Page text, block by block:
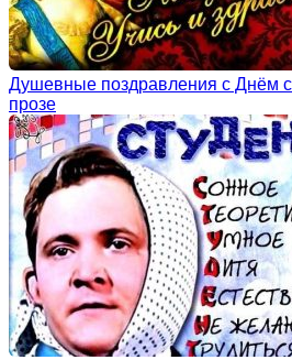
Душевные поздравления с Днём
прозе